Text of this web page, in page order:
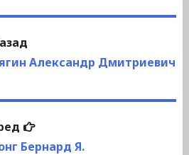
Предыдущая
запись:
Александр Дмитриевич
Следующая
запись:
Бернард Я.